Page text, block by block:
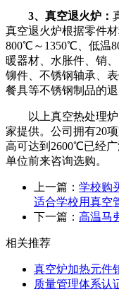
3、真空退火炉：
真空退火炉根据零件
800℃～ 1350℃、低温
暖器材、水胀件、销
铆件、不锈钢轴承、
餐具等不锈钢制品的退
以上真空热处理炉
家提供。公司拥有20
高可达到 2600℃已经广
单位前来咨询选购。
上一篇： 学校购
适合学校用真空
下一篇： 高温马
相关推荐
真空炉加热元件
质量管理体系认